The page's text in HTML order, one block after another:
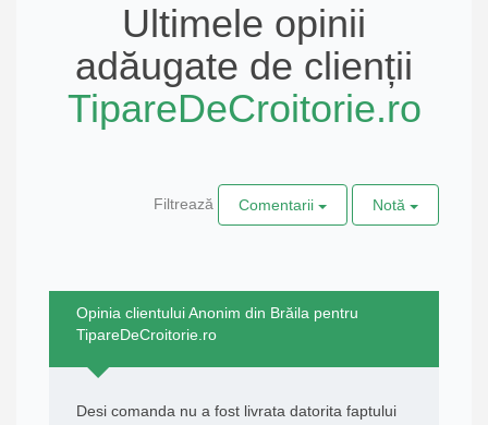
Ultimele opinii
adăugate de clienții
TipareDeCroitorie.ro
Filtrează Comentarii Notă
Opinia clientului Anonim din Brăila pentru
TipareDeCroitorie.ro
Desi comanda nu a fost livrata datorita faptului